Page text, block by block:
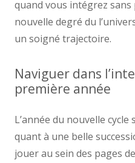
quand vous intégrez
nouvelle degré du
un soigné trajectoire.
Naviguer dans
première année
L’année du nouvelle
quant à une belle
jouer au sein des pages